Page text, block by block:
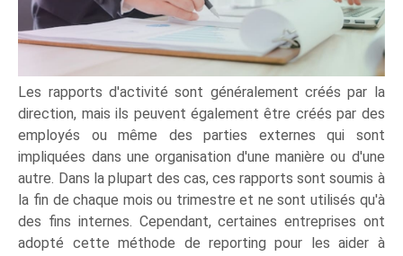
Les rapports d'activité sont généralement créés par la
direction, mais ils peuvent également être créés par des
employés ou même des parties externes qui sont
impliquées dans une organisation d'une manière ou d'une
autre. Dans la plupart des cas, ces rapports sont soumis à
la fin de chaque mois ou trimestre et ne sont utilisés qu'à
des fins internes. Cependant, certaines entreprises ont
adopté cette méthode de reporting pour les aider à